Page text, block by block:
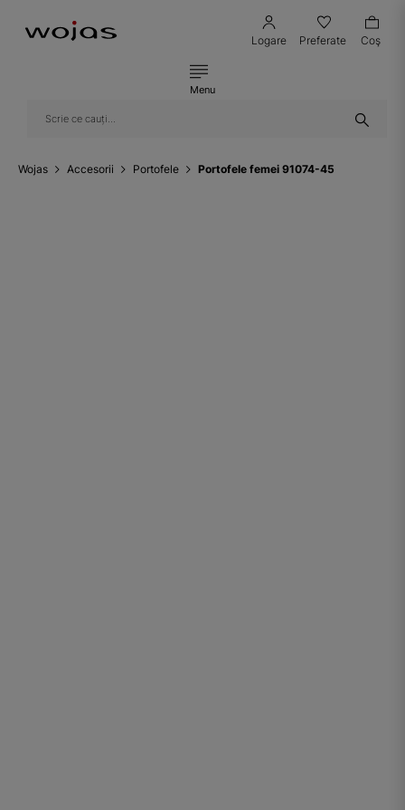
Logare Preferate Coş
Menu
Wojas Accesorii Portofele Portofele femei 91074-45